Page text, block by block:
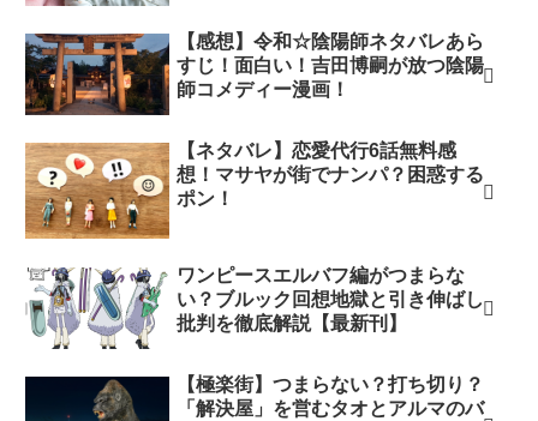
【感想】令和☆陰陽師ネタバレあら
すじ！面白い！吉田博嗣が放つ陰陽
師コメディー漫画！
【ネタバレ】恋愛代行6話無料感
想！マサヤが街でナンパ？困惑する
ポン！
ワンピースエルバフ編がつまらな
い？ブルック回想地獄と引き伸ばし
批判を徹底解説【最新刊】
【極楽街】つまらない？打ち切り？
「解決屋」を営むタオとアルマのバ